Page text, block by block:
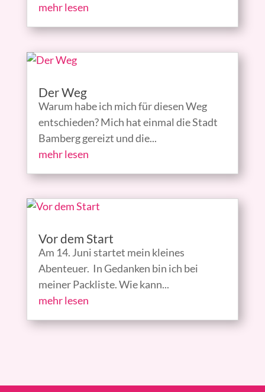
mehr lesen
Der Weg
Warum habe ich mich für diesen Weg
entschieden? Mich hat einmal die Stadt
Bamberg gereizt und die...
mehr lesen
Vor dem Start
Am 14. Juni startet mein kleines
Abenteuer. In Gedanken bin ich bei
meiner Packliste. Wie kann...
mehr lesen